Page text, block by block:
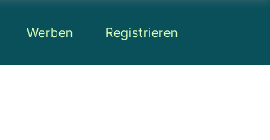
Werben Registrieren